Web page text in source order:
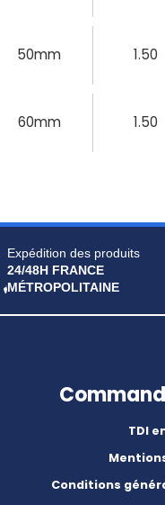
50mm 1.50
60mm 1.50
Expédition des produits
24/48H FRANCE
MÉTROPOLITAINE
TDI
Conditions